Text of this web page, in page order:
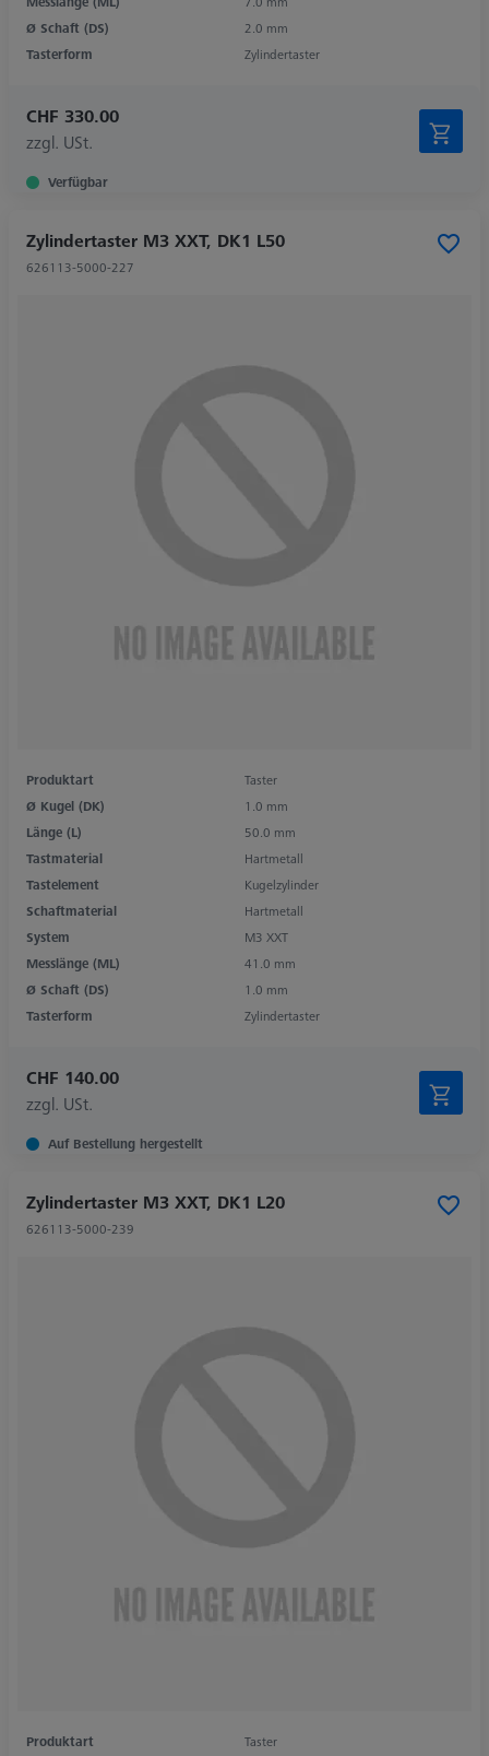
Ø Schaft (DS)
2.0 mm
Tasterform
Zylindertaster
CHF 330.00
zzgl. USt.
Verfügbar
Zylindertaster M3 XXT, DK1 L50
626113-5000-227
Produktart
Taster
Ø Kugel (DK)
1.0 mm
Länge (L)
50.0 mm
Tastmaterial
Hartmetall
Tastelement
Kugelzylinder
Schaftmaterial
Hartmetall
System
M3 XXT
Messlänge (ML)
41.0 mm
Ø Schaft (DS)
1.0 mm
Tasterform
Zylindertaster
CHF 140.00
zzgl. USt.
Auf Bestellung hergestellt
Zylindertaster M3 XXT, DK1 L20
626113-5000-239
Produktart Taster